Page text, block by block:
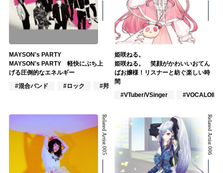
MAYSON's PARTY
MAYSON's PARTY 軽快にぶち上
げる圧倒的なエネルギー
#混合バンド
#ロック #邦ロック
姫咲ねる。
姫咲ねる。 笑顔がかわいいおてん
ばお嬢様！リスナーと紡ぐ楽しい時
間
#VTuber/VSinger
#VOCALOID
Related Artist 005 Related Artist 006